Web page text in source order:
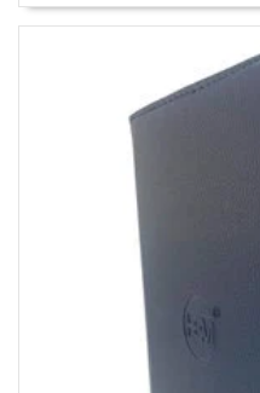
Gehele draaibare